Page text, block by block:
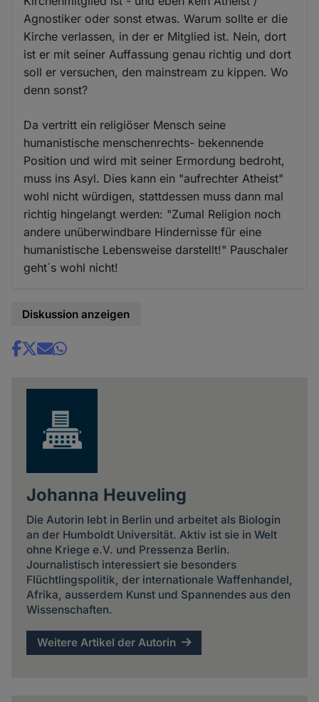
Agnostiker oder sonst etwas. Warum sollte er die
Kirche verlassen, in der er Mitglied ist. Nein, dort
ist er mit seiner Auffassung genau richtig und dort
soll er versuchen, den mainstream zu kippen. Wo
denn sonst?
Da vertritt ein religiöser Mensch seine
humanistische menschenrechts- bekennende
Position und wird mit seiner Ermordung bedroht,
muss ins Asyl. Dies kann ein "aufrechter Atheist"
wohl nicht würdigen, stattdessen muss dann mal
richtig hingelangt werden: "Zumal Religion noch
andere unüberwindbare Hindernisse für eine
humanistische Lebensweise darstellt!" Pauschaler
geht´s wohl nicht!
Diskussion anzeigen
Share
Johanna Heuveling
Die Autorin lebt in Berlin und arbeitet als Biologin
an der Humboldt Universität. Aktiv ist sie in Welt
ohne Kriege e.V. und Pressenza Berlin.
Journalistisch interessiert sie besonders
Flüchtlingspolitik, der internationale Waffenhandel,
Afrika, ausserdem Kunst und Spannendes aus den
Wissenschaften.
Weitere Artikel der Autorin